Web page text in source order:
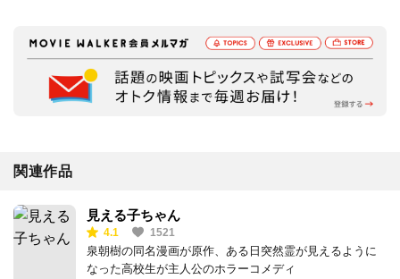
関連作品
見える子ちゃん
4.1 1521
泉朝樹の同名漫画が原作、ある日突然霊が見えるように
なった高校生が主人公のホラーコメディ